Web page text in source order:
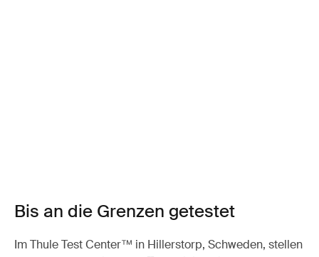
Bis an die Grenzen getestet
Im Thule Test Center™ in Hillerstorp, Schweden, stellen